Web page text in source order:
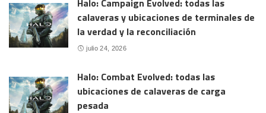
Halo: Campaign Evolved: todas las
calaveras y ubicaciones de terminales de
la verdad y la reconciliación
julio 24, 2026
Halo: Combat Evolved: todas las
ubicaciones de calaveras de carga
pesada